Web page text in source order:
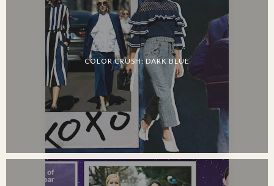
COLOR CRUSH: DARK BLUE